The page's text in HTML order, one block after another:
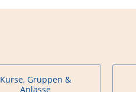
Kurse, Gruppen &
Anlässe